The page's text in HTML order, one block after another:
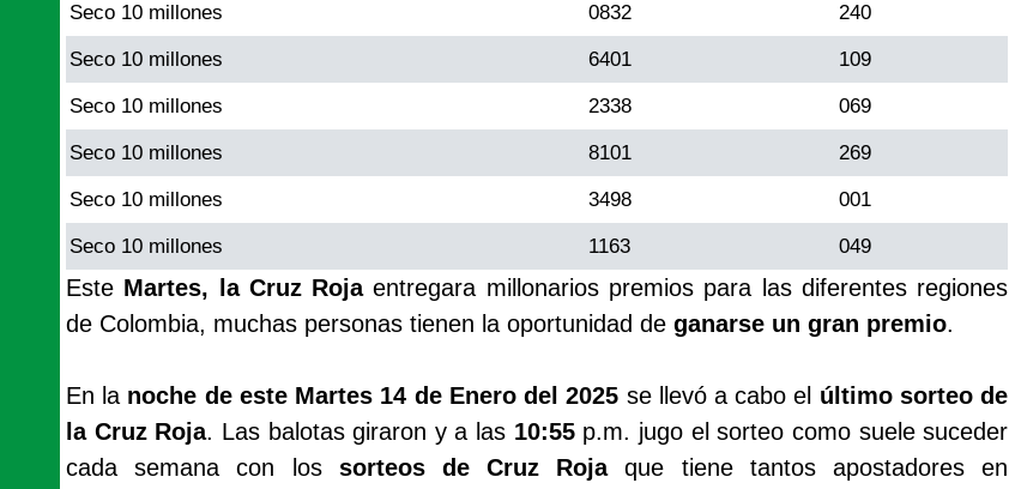
Seco 10 millones 0832 240
Seco 10 millones 6401 109
Seco 10 millones 2338 069
Seco 10 millones 8101 269
Seco 10 millones 3498 001
Seco 10 millones 1163 049
Este Martes, la Cruz Rojaentregara millonarios premios para las diferentes regiones
de Colombia, muchas personas tienen la oportunidad de ganarse un gran premio.
En la noche de este Martes 14 de Enero del 2025 se llevó a cabo el último sorteo de
la Cruz Roja. Las balotas giraron y a las 10:55p.m. jugo el sorteo como suele suceder
cada semana con los sorteos de Cruz Rojaque tiene tantos apostadores en